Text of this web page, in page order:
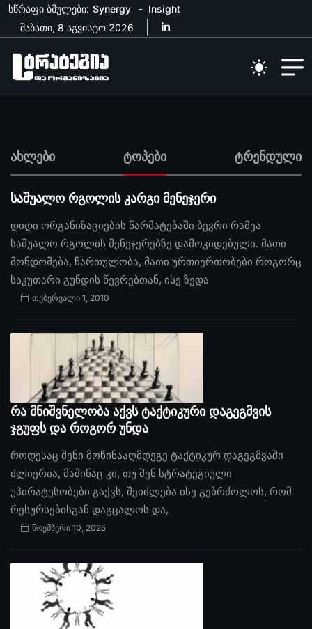
სწრაფი ბმულები: Synergy
Insight
შაბათი, 8 აგვისტო 2026
ახლები ტოპები ტრენდული
საშუალო რგოლის კარგი მენეჯერი
დიდი ორგანიზაციების წარმატებაში ბევრი რამეა
საშუალო რგოლის მენეჯერებზე დამოკიდებული. მათი
მონდომება, ჩართულობა, მათი ურთიერთობები როგორც
საკუთარი გუნდის წევრებთან, ისე ზედა
თებერვალი 1, 2010
რა მნიშვნელობა აქვს ტაქტიკური დაგეგმვის
ჯგუფს და როგორ უნდა
როდესაც შენი მოწინააღმდეგე ტაქტიკურ დაგეგმვაში
ძლიერია, მაშინაც კი, თუ შენ სტრატეგიული
უპირატესობები გაქვს, შეიძლება ისე გებრძოლოს, რომ
რესურსებისგან დაგცალოს და,
ნოემბერი 10, 2025